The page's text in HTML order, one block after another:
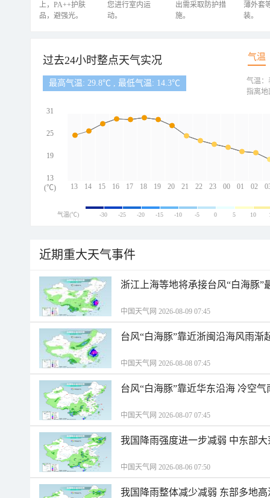
上，PA++护肤
品，避强光。
您进行室内运
动。
出需采取防护措
施。
薄外套
装。
过去24小时整点天气实况 气温
最高气温: 29.8℃ , 最低气温: 14.3℃
13 14 15 16 17 18 19 20 21 22 23 00 01 02
31
25
19
13
(℃)
气温：
指离地
气温(℃) -30 -25 -20 -15 -10 -5 0 5 10
近期重大天气事件
浙江上海等地将承接台风“白海豚”
中国天气网 2026-08-09 07:45
台风“白海豚”靠近浙闽沿海风雨渐
中国天气网 2026-08-08 07:45
台风“白海豚”靠近华东沿海 冷空
中国天气网 2026-08-07 07:45
我国降雨强度进一步减弱 中东部
中国天气网 2026-08-06 07:50
我国降雨整体减少减弱 东部多地